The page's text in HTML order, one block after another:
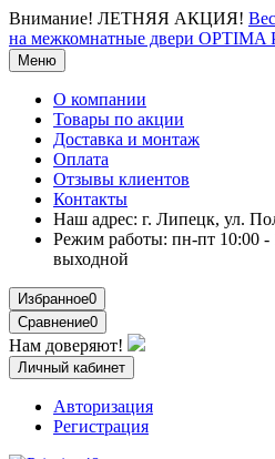
Внимание! ЛЕТНЯЯ АКЦИЯ!
на межкомнатные двери OPTIMA
Меню
О компании
Товары по акции
Доставка и монтаж
Оплата
Отзывы клиентов
Контакты
Наш адрес: г. Липецк, ул.
Режим работы: пн-пт 10:00 -
выходной
Избранное0
Сравнение0
Нам доверяют!
Личный кабинет
Авторизация
Регистрация